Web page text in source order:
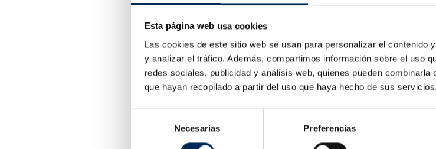
Esta página web usa cookies
Las cookies de este sitio web se usan para personalizar el contenido
y analizar el tráfico. Además, compartimos información sobre el uso
redes sociales, publicidad y análisis web, quienes pueden
que hayan recopilado a partir del uso que haya hecho de sus servicios.
consentimiento
Necesarias Preferencias
3 850,00 € 2